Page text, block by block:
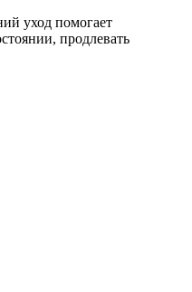
уход помогает
продлевать